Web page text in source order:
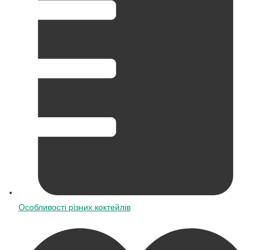
Особливості різних коктейлів